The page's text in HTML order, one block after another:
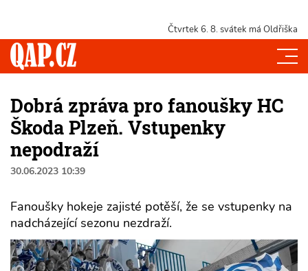
Čtvrtek 6. 8. svátek má Oldřiška
Dobrá zpráva pro fanoušky HC
Škoda Plzeň. Vstupenky
nepodraží
30.06.2023 10:39
Fanoušky hokeje zajisté potěší, že se vstupenky na
nadcházející sezonu nezdraží.